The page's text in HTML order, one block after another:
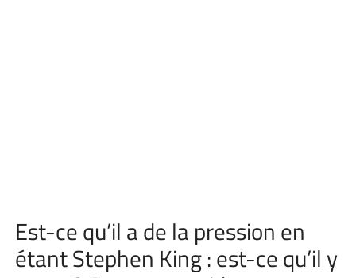
Est-ce qu’il a de la pression en
étant Stephen King : est-ce qu’il y